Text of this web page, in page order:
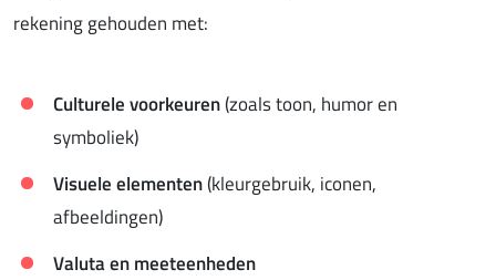
rekening gehouden met:
Culturele voorkeuren(zoals toon, humor en
symboliek)
Visuele elementen(kleurgebruik, iconen,
afbeeldingen)
Valuta en meeteenheden